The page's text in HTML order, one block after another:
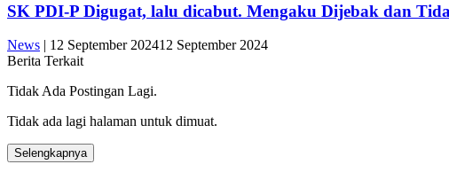
SK PDI-P Digugat, lalu dicabut. Mengaku Dijebak dan
News | 12 September 202412 September 2024
Berita Terkait
Tidak Ada Postingan Lagi.
Tidak ada lagi halaman untuk dimuat.
Selengkapnya